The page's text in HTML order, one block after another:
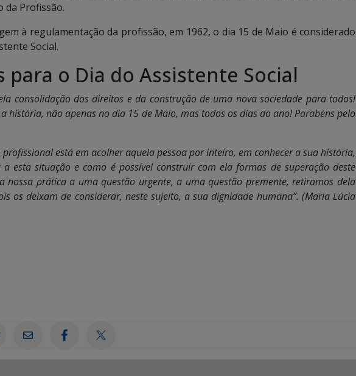
da Profissão.
à regulamentação da profissão, em 1962, o dia 15 de Maio é considerado
Social.
para o Dia do Assistente Social
consolidação dos direitos e da construção de uma nova sociedade para todos!
história, não apenas no dia 15 de Maio, mas todos os dias do ano! Parabéns pelo
profissional está em acolher aquela pessoa por inteiro, em conhecer a sua história,
a esta situação e como é possível construir com ela formas de superação deste
nossa prática a uma questão urgente, a uma questão premente, retiramos dela
os deixam de considerar, neste sujeito, a sua dignidade humana”. (Maria Lúcia